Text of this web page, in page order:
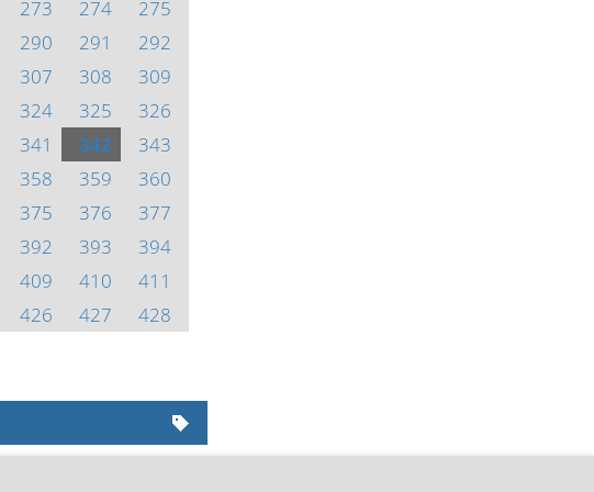
273 274
275
290 291
292
307 308
309
324 325
326
341 342
343
358 359
360
375 376
377
392 393
394
409 410
411
426 427
428